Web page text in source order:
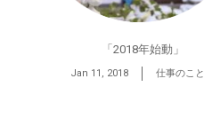
「2018年始動」
Jan 11, 2018 仕事のこと